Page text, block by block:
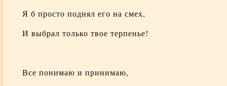
Я б просто поднял его на смех,
И выбрал только твое терпенье!
Все понимаю и принимаю,
Прости меня, что так тебе пишу
В заветный день
Я знаю истину, она проста